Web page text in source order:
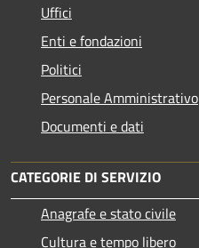
Uffici
Enti e fondazioni
Politici
Personale Amministrativo
Documenti e dati
CATEGORIE DI SERVIZIO
Anagrafe e stato civile
Cultura e tempo libero